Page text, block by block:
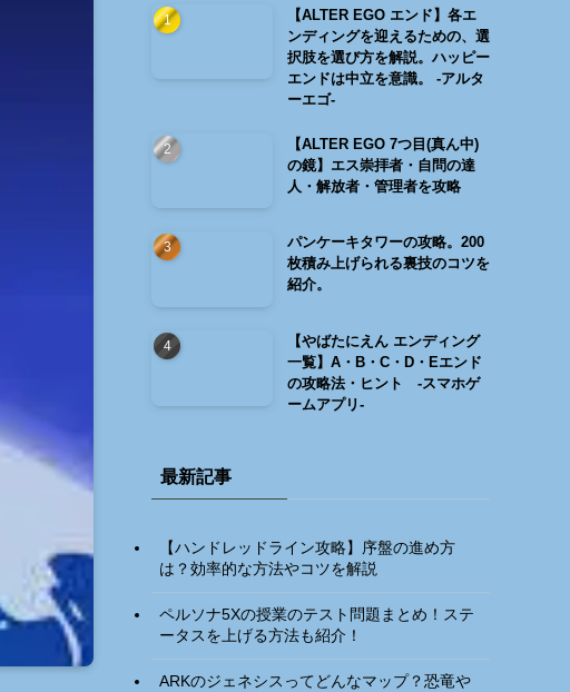
【ALTER EGO エンド】各エ
ンディングを迎えるための、選
択肢を選び方を解説。ハッピー
エンドは中立を意識。 -アルタ
ーエゴ-
【ALTER EGO 7つ目(真ん中)
の鏡】エス崇拝者・自問の達
人・解放者・管理者を攻略
パンケーキタワーの攻略。200
枚積み上げられる裏技のコツを
紹介。
【やばたにえん エンディング
一覧】A・B・C・D・Eエンド
の攻略法・ヒント -スマホゲ
ームアプリ-
最新記事
【ハンドレッドライン攻略】序盤の進め方
は？効率的な方法やコツを解説
ペルソナ5Xの授業のテスト問題まとめ！ステ
ータスを上げる方法も紹介！
ARKのジェネシスってどんなマップ？恐竜や